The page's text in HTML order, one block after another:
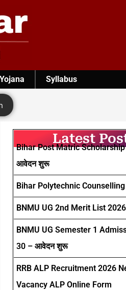
Syllabus
Latest
Bihar Post Matric
आवेदन शुरू
Bihar Polytechnic
BNMU UG 2nd Merit List
BNMU UG Semester 1
30 – आवेदन शुरू
RRB ALP Recruitment 2026
Vacancy ALP Online Form